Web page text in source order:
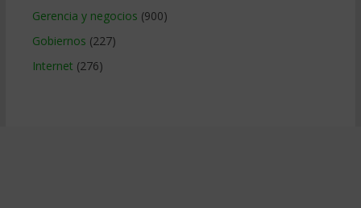
Gerencia y negocios (900)
Gobiernos (227)
Internet (276)